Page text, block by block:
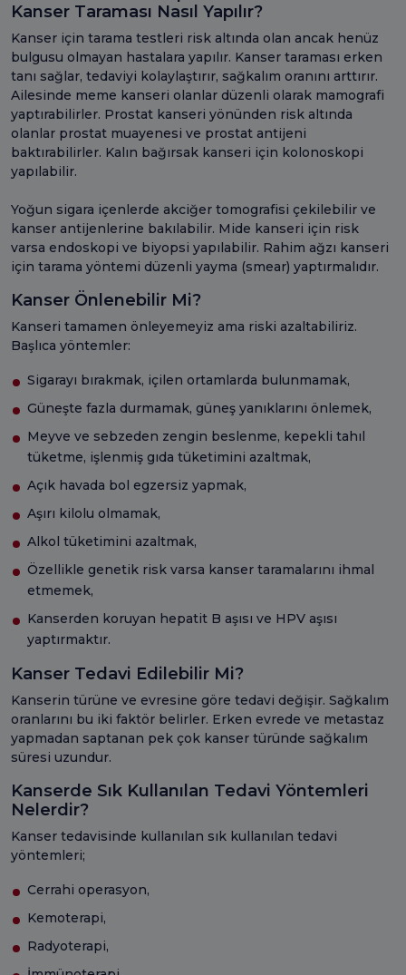
Kanser Taraması Nasıl Yapılır?
Kanser için tarama testleri risk altında olan ancak henüz
bulgusu olmayan hastalara yapılır. Kanser taraması erken
tanı sağlar, tedaviyi kolaylaştırır, sağkalım oranını arttırır.
Ailesinde meme kanseri olanlar düzenli olarak mamografi
yaptırabilirler. Prostat kanseri yönünden risk altında
olanlar prostat muayenesi ve prostat antijeni
baktırabilirler. Kalın bağırsak kanseri için kolonoskopi
yapılabilir.
Yoğun sigara içenlerde akciğer tomografisi çekilebilir ve
kanser antijenlerine bakılabilir. Mide kanseri için risk
varsa endoskopi ve biyopsi yapılabilir. Rahim ağzı kanseri
için tarama yöntemi düzenli yayma (smear) yaptırmalıdır.
Kanser Önlenebilir Mi?
Kanseri tamamen önleyemeyiz ama riski azaltabiliriz.
Başlıca yöntemler:
Sigarayı bırakmak, içilen ortamlarda bulunmamak,
Güneşte fazla durmamak, güneş yanıklarını önlemek,
Meyve ve sebzeden zengin beslenme, kepekli tahıl
tüketme, işlenmiş gıda tüketimini azaltmak,
Açık havada bol egzersiz yapmak,
Aşırı kilolu olmamak,
Alkol tüketimini azaltmak,
Özellikle genetik risk varsa kanser taramalarını ihmal
etmemek,
Kanserden koruyan hepatit B aşısı ve HPV aşısı
yaptırmaktır.
Kanser Tedavi Edilebilir Mi?
Kanserin türüne ve evresine göre tedavi değişir. Sağkalım
oranlarını bu iki faktör belirler. Erken evrede ve metastaz
yapmadan saptanan pek çok kanser türünde sağkalım
süresi uzundur.
Kanserde Sık Kullanılan Tedavi Yöntemleri
Nelerdir?
Kanser tedavisinde kullanılan sık kullanılan tedavi
yöntemleri;
Cerrahi operasyon,
Kemoterapi,
Radyoterapi,